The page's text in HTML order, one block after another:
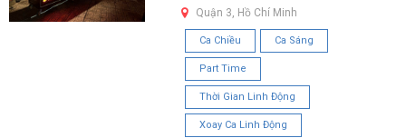
Quận 3, Hồ Chí Minh
Ca Chiều Ca Sáng
Part Time
Thời Gian Linh Động
Xoay Ca Linh Động